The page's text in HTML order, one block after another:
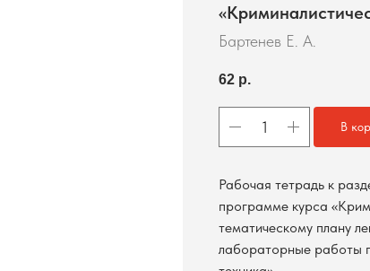
Бартенев Е. А.
62 р.
В
Рабочая тетрадь к
программе курса
тематическому плану
лабораторные работы